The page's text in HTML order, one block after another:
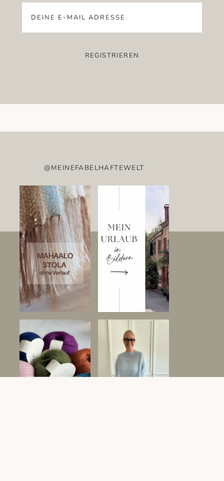
@MEINEFABELHAFTEWELT